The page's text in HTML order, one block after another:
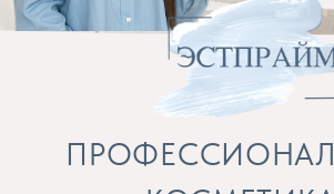
Препараты для косметолога и расходные
материалы
ПРОФЕССИОНАЛЬНАЯ
КОСМЕТИКА
Бренды